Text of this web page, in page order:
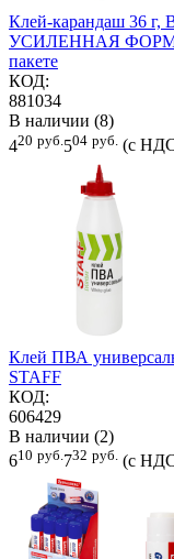
Клей-карандаш 36
УСИЛЕННАЯ
пакете
КОД:
881034
В наличии (8)
420 руб. 504 руб. (с
Клей ПВА
STAFF
КОД:
606429
В наличии (2)
610 руб. 732 руб. (с